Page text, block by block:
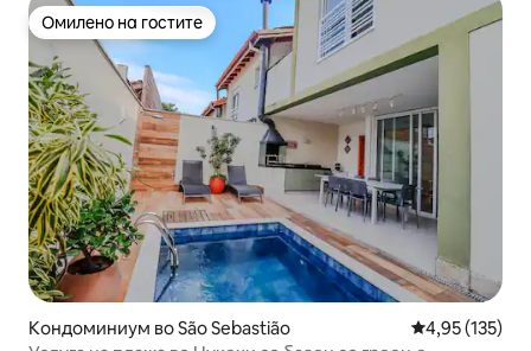
Омилено на гостите
Омилено на гостите
Кондоминиум во São Sebastião Просечна
4,95 (135)